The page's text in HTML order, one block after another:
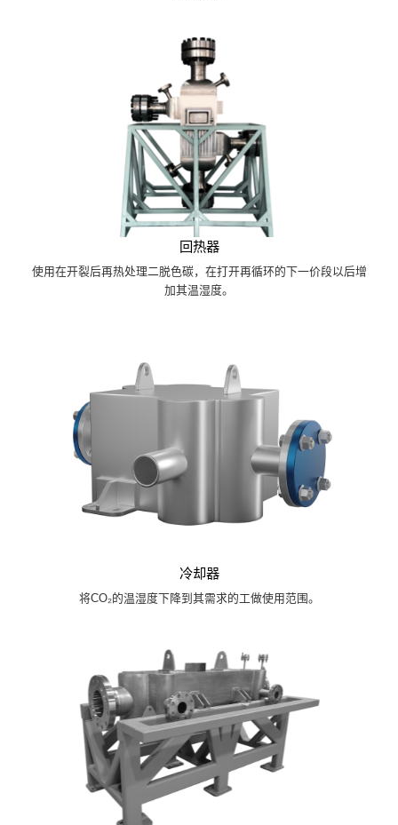
回热器
使用在开裂后再热处理二脱色碳，在打开再循环的下一价段以后增
加其温湿度。
冷却器
将CO₂的温湿度下降到其需求的工做使用范围。